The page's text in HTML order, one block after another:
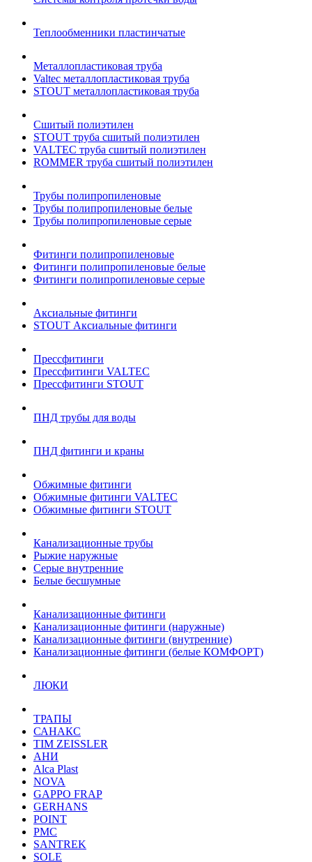
Теплообменники пластинчатые
Металлопластиковая труба
Valtec металлопластиковая труба
STOUT металлопластиковая труба
Сшитый полиэтилен
STOUT труба сшитый полиэтилен
VALTEC труба сшитый полиэтилен
ROMMER труба сшитый полиэтилен
Трубы полипропиленовые
Трубы полипропиленовые белые
Трубы полипропиленовые серые
Фитинги полипропиленовые
Фитинги полипропиленовые белые
Фитинги полипропиленовые серые
Аксиальные фитинги
STOUT Аксиальные фитинги
Прессфитинги
Прессфитинги VALTEC
Прессфитинги STOUT
ПНД трубы для воды
ПНД фитинги и краны
Обжимные фитинги
Обжимные фитинги VALTEC
Обжимные фитинги STOUT
Канализационные трубы
Рыжие наружные
Серые внутренние
Белые бесшумные
Канализационные фитинги
Канализационные фитинги (наружные)
Канализационные фитинги (внутренние)
Канализационные фитинги (белые КОМФОРТ)
ЛЮКИ
ТРАПЫ
САНАКС
TIM ZEISSLER
АНИ
Alca Plast
NOVA
GAPPO FRAP
GERHANS
POINT
РМС
SANTREK
SOLE